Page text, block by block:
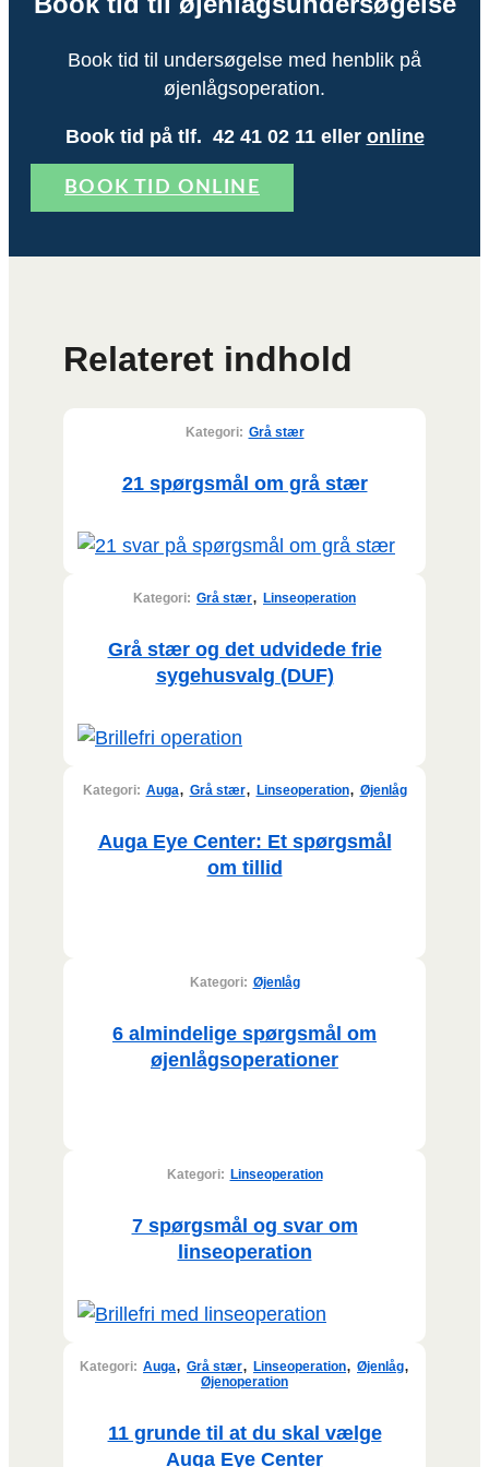
Book tid til undersøgelse med henblik på
øjenlågsoperation.
Book tid på tlf. 42 41 02 11 eller online
BOOK TID ONLINE
Relateret indhold
Kategori: Grå stær
21 spørgsmål om grå stær
Kategori: Grå stær, Linseoperation
Grå stær og det udvidede frie
sygehusvalg (DUF)
Kategori: Auga, Grå stær, Linseoperation, Øjenlåg
Auga Eye Center: Et spørgsmål
om tillid
Kategori: Øjenlåg
6 almindelige spørgsmål om
øjenlågsoperationer
Kategori: Linseoperation
7 spørgsmål og svar om
linseoperation
Kategori: Auga, Grå stær, Linseoperation, Øjenlåg,
Øjenoperation
11 grunde til at du skal vælge
Auga Eye Center